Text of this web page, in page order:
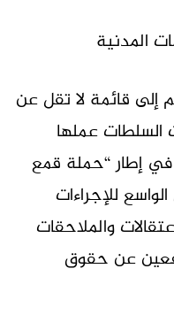
المدنية
إلى قائمة لا تقل عن
السلطات عملها
منذ يوليو/تموز 2025، في إطار “حملة قمع
للإجراءات
والملاحقات
عن حقوق